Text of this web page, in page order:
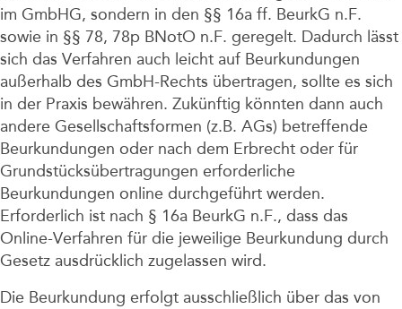
im GmbHG, sondern in den §§ 16a ff. BeurkG n.F.
sowie in §§ 78, 78p BNotO n.F. geregelt. Dadurch lässt
sich das Verfahren auch leicht auf Beurkundungen
außerhalb des GmbH-Rechts übertragen, sollte es sich
in der Praxis bewähren. Zukünftig könnten dann auch
andere Gesellschaftsformen (z.B. AGs) betreffende
Beurkundungen oder nach dem Erbrecht oder für
Grundstücksübertragungen erforderliche
Beurkundungen online durchgeführt werden.
Erforderlich ist nach § 16a BeurkG n.F., dass das
Online-Verfahren für die jeweilige Beurkundung durch
Gesetz ausdrücklich zugelassen wird.
Die Beurkundung erfolgt ausschließlich über das von